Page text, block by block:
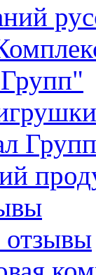
Групп